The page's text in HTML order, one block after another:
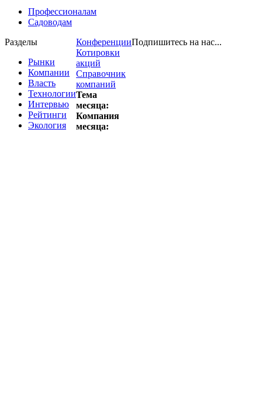
Профессионалам
Садоводам
Разделы
Рынки
Компании
Власть
Технологии
Интервью
Рейтинги
Экология
Конференции
Котировки
акций
Справочник
компаний
Тема
месяца:
Компания
месяца:
Подпишитесь на нас...